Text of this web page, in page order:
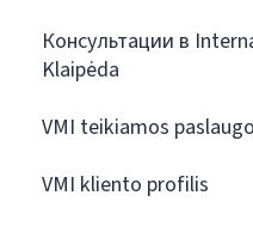
Консультации в
Klaipėda
VMI teikiamos
VMI kliento profilis